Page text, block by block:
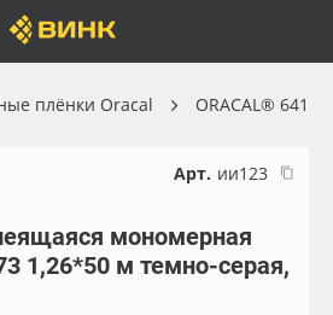
плёнки Oracal ORACAL® 641
Арт. ии123
мономерная
1,26*50 м темно-серая,